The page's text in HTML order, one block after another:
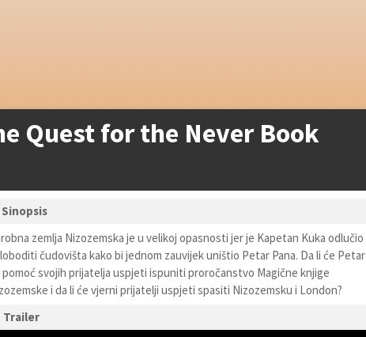
Quest for the Never Book
Sinopsis
zemlja Nizozemska je u velikoj opasnosti jer je Kapetan Kuka odlučio
čudovišta kako bi jednom zauvijek uništio Petar Pana. Da li će Petar
pomoć svojih prijatelja uspjeti ispuniti proročanstvo Magične knjige
i da li će vjerni prijatelji uspjeti spasiti Nizozemsku i London?
Trailer